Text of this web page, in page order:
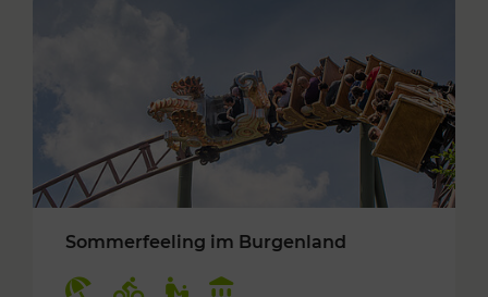
Sommerfeeling im Burgenland